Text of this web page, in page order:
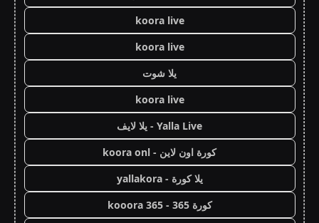
koora live
koora live
يلا شوت
koora live
Yalla Live - يلا لايف
كورة اون لاين - koora onl
يلا كورة - yallakora
كورة 365 - kooora 365